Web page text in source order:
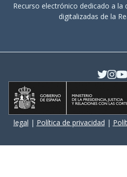
Recurso electrónico dedicado a la
digitalizadas de la
legal | Política de privacidad |